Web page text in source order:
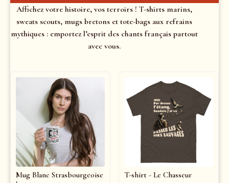
Affichez votre histoire, vos terroirs ! T-shirts marins,
sweats scouts, mugs bretons et tote-bags aux refrains
mythiques : emportez l’esprit des chants français partout
avec vous.
Mug Blanc Strasbourgeoise
T-shirt - Le Chasseur